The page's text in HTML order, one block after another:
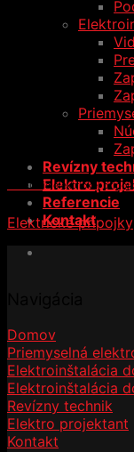
Revízny
Elektro
Referencie
Kontakt
Inštalácia elektrickej
Elektrické prípojky
Domov
Priemyselná
Elektroinštalácia
Elektroinštalácia
Revízny technik
Elektro projektant
Kontakt